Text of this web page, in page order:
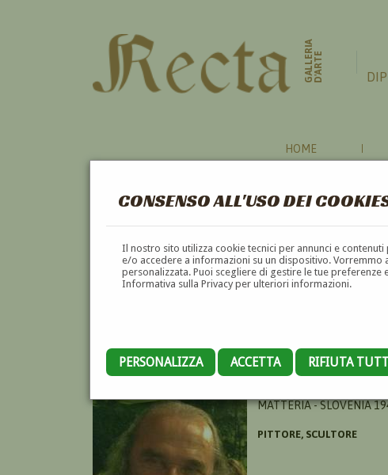
CONSENSO ALL'USO DEI
Il nostro sito utilizza cookie tecnici per annunci e
e/o accedere a informazioni su un dispositivo.
personalizzata. Puoi scegliere di gestire le tue
Informativa sulla Privacy per ulteriori informazioni.
PERSONALIZZA ACCETTA RIFIUTA
GALLERIAD'ARTE
HOME
VITO TONGIANI
MATTERIA - SLOVENIA
PITTORE, SCULTORE